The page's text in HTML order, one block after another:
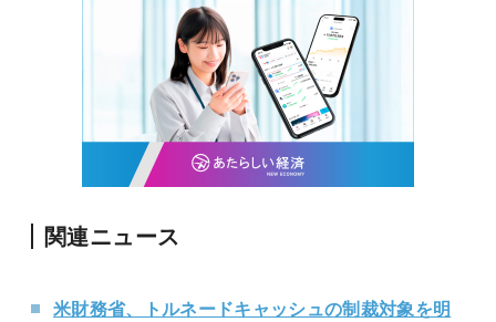
関連ニュース
米財務省、トルネードキャッシュの制裁対象を明